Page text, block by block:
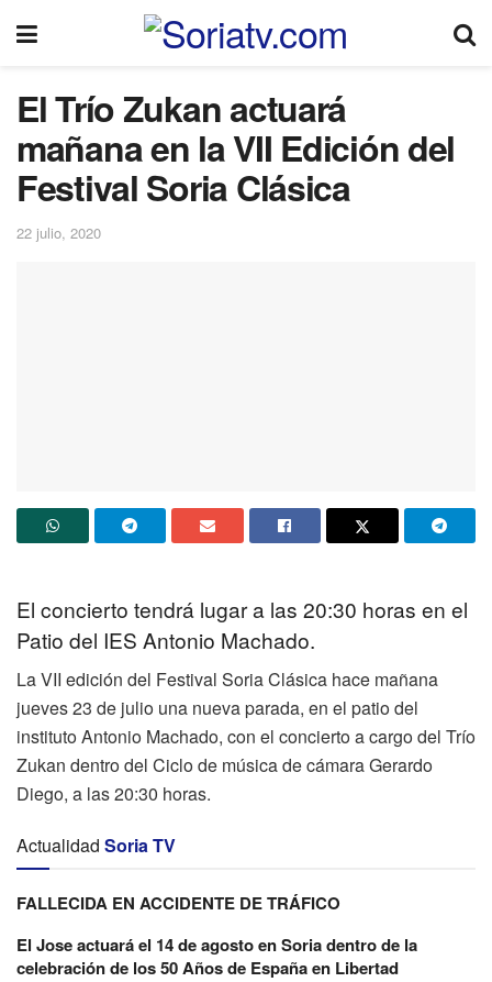
El Trío Zukan actuará
mañana en la VII Edición del
Festival Soria Clásica
22 julio, 2020
El concierto tendrá lugar a las 20:30 horas en el
Patio del IES Antonio Machado.
La VII edición del Festival Soria Clásica hace mañana
jueves 23 de julio una nueva parada, en el patio del
instituto Antonio Machado, con el concierto a cargo del Trío
Zukan dentro del Ciclo de música de cámara Gerardo
Diego, a las 20:30 horas.
Actualidad Soria TV
FALLECIDA EN ACCIDENTE DE TRÁFICO
El Jose actuará el 14 de agosto en Soria dentro de la
celebración de los 50 Años de España en Libertad